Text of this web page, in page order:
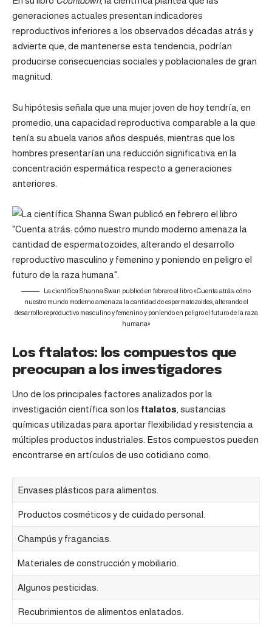
generaciones actuales presentan indicadores
reproductivos inferiores a los observados décadas atrás y
advierte que, de mantenerse esta tendencia, podrían
producirse consecuencias sociales y poblacionales de gran
magnitud.
Su hipótesis señala que una mujer joven de hoy tendría, en
promedio, una capacidad reproductiva comparable a la que
tenía su abuela varios años después, mientras que los
hombres presentarían una reducción significativa en la
concentración espermática respecto a generaciones
anteriores.
La científica Shanna Swan publicó en febrero el libro «Cuenta atrás: cómo
nuestro mundo moderno amenaza la cantidad de espermatozoides, alterando el
desarrollo reproductivo masculino y femenino y poniendo en peligro el futuro de la raza
humana»
Los ftalatos: los compuestos que
preocupan a los investigadores
Uno de los principales factores analizados por la
investigación científica son los ftalatos , sustancias
químicas utilizadas para aportar flexibilidad y resistencia a
múltiples productos industriales. Estos compuestos pueden
encontrarse en artículos de uso cotidiano como:
Envases plásticos para alimentos.
Productos cosméticos y de cuidado personal.
Champús y fragancias.
Materiales de construcción y mobiliario.
Algunos pesticidas.
Recubrimientos de alimentos enlatados.